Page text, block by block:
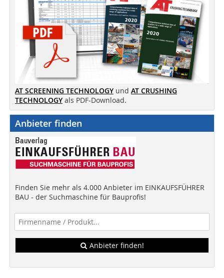
AT SCREENING TECHNOLOGY und AT CRUSHING
TECHNOLOGY als PDF-Download.
Anbieter finden
Finden Sie mehr als 4.000 Anbieter im EINKAUFSFÜHRER
BAU - der Suchmaschine für Bauprofis!
Anbieter finden!